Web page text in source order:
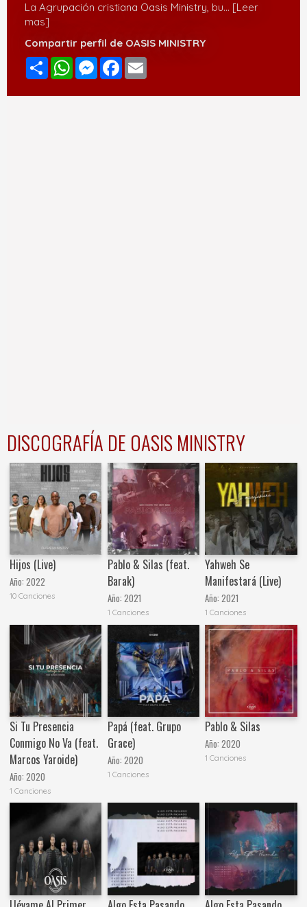
La Agrupación cristiana Oasis Ministry, bu... [Leer
mas]
Compartir perfil de OASIS MINISTRY
Compartir
WhatsAppMessenger
Facebook
DISCOGRAFÍA DE OASIS MINISTRY
Hijos (Live)
Año:2022
10 Canciones
Pablo & Silas (feat.
Barak)
Año: 2021
1 Canciones
Yahweh Se
Manifestará (Live)
Año:2021
1 Canciones
Si Tu Presencia
Conmigo No Va (feat.
Marcos Yaroide)
Año:2020
1 Canciones
Papá (feat. Grupo
Grace)
Año: 2020
1 Canciones
Pablo & Silas
Año:2020
1 Canciones